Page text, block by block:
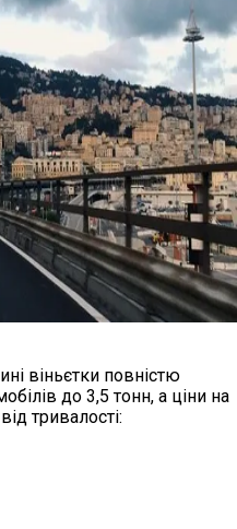
віньєтки повністю
до 3,5 тонн, а ціни на
тривалості: